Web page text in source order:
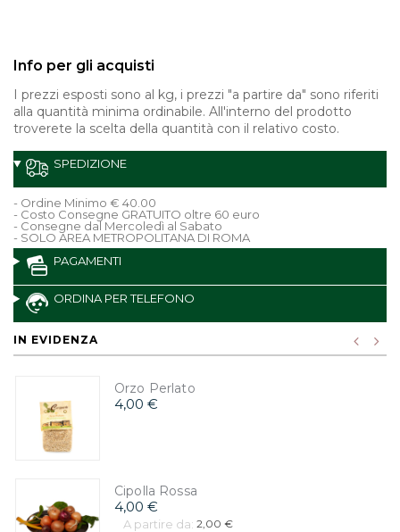
Info per gli acquisti
I prezzi esposti sono al kg, i prezzi "a partire da" sono riferiti
alla quantità minima ordinabile. All'interno del prodotto
troverete la scelta della quantità con il relativo costo.
SPEDIZIONE
- Ordine Minimo € 40.00
- Costo Consegne GRATUITO oltre 60 euro
- Consegne dal Mercoledì al Sabato
- SOLO AREA METROPOLITANA DI ROMA
PAGAMENTI
ORDINA PER TELEFONO
IN EVIDENZA
Orzo Perlato
4,00 €
Cipolla Rossa
4,00 €
A partire da: 2,00 €